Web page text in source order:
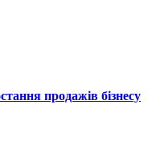
продажів бізнесу